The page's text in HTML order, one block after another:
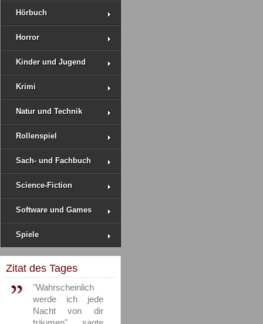
Hörbuch
Horror
Kinder und Jugend
Krimi
Natur und Technik
Rollenspiel
Sach- und Fachbuch
Science-Fiction
Software und Games
Spiele
Zitat des Tages
"Wahrscheinlich
werde ich jede
Nacht von dir